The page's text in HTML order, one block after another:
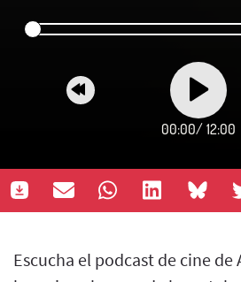
00:00/ 12:00
Escucha el podcast de cine de